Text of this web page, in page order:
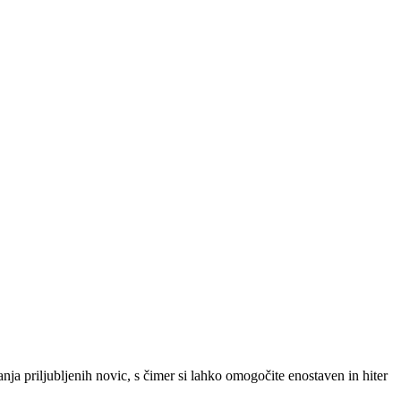
priljubljenih novic, s čimer si lahko omogočite enostaven in hiter